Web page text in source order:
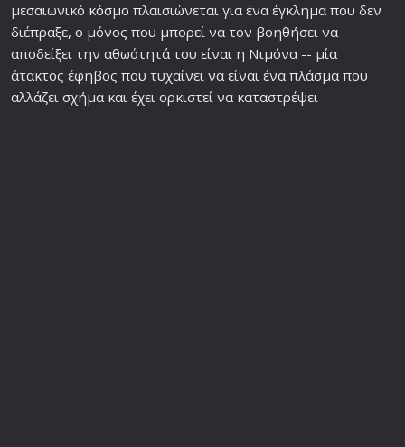
μεσαιωνικό κόσμο πλαισιώνεται για ένα έγκλημα που δεν
διέπραξε, ο μόνος που μπορεί να τον βοηθήσει να
αποδείξει την αθωότητά του είναι η Νιμόνα -- μία
άτακτος έφηβος που τυχαίνει να είναι ένα πλάσμα που
αλλάζει σχήμα και έχει ορκιστεί να καταστρέψει